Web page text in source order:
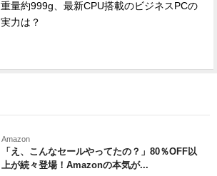
重量約999g、最新CPU搭載のビジネスPCの
実力は？
Amazon
「え、こんなセールやってたの？」80％OFF以
上が続々登場！Amazonの本気が...